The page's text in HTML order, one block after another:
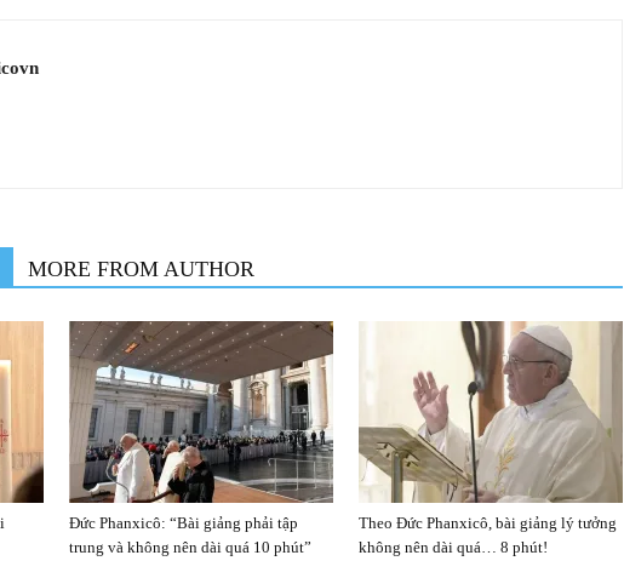
MORE FROM AUTHOR
Đức Phanxicô: “Bài giảng phải tập
trung và không nên dài quá 10 phút”
Theo Đức Phanxicô, bài giảng lý tưởng
không nên dài quá… 8 phút!